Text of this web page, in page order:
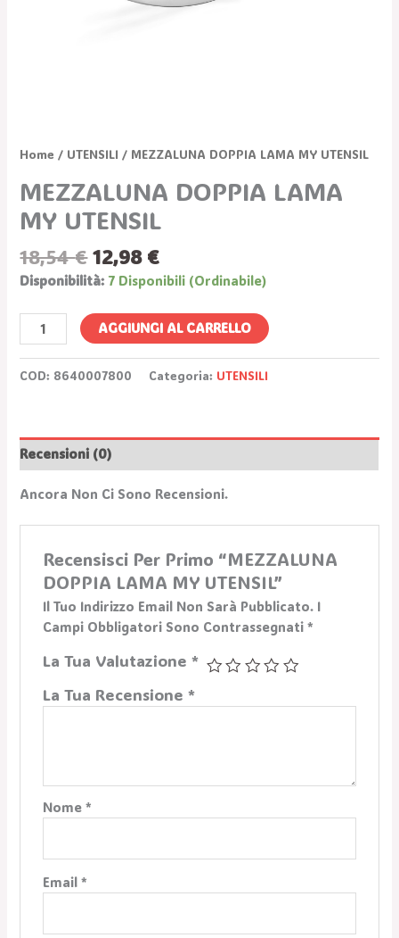
Home / UTENSILI / MEZZALUNA DOPPIA LAMA MY UTENSIL
MEZZALUNA DOPPIA LAMA
MY UTENSIL
18,54€ 12,98 €
Disponibilità: 7 Disponibili (ordinabile)
AGGIUNGI AL CARRELLO
COD: 8640007800 Categoria: UTENSILI
Recensioni (0)
Ancora Non Ci Sono Recensioni.
Recensisci Per Primo “MEZZALUNA
DOPPIA LAMA MY UTENSIL”
Il Tuo Indirizzo Email Non Sarà Pubblicato. I
Campi Obbligatori Sono Contrassegnati *
La Tua Valutazione *
La Tua Recensione *
Nome *
Email *